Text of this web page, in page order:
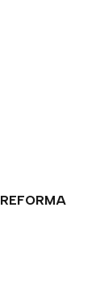
REFORMA